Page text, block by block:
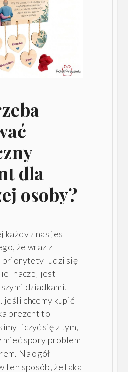
dla
osoby?
każdy z nas jest
że wraz z
priorytety ludzi się
inaczej jest
dziadkami.
jeśli chcemy kupić
prezent to
liczyć się z tym,
mieć spory problem
Na ogół
ten sposób, że taka